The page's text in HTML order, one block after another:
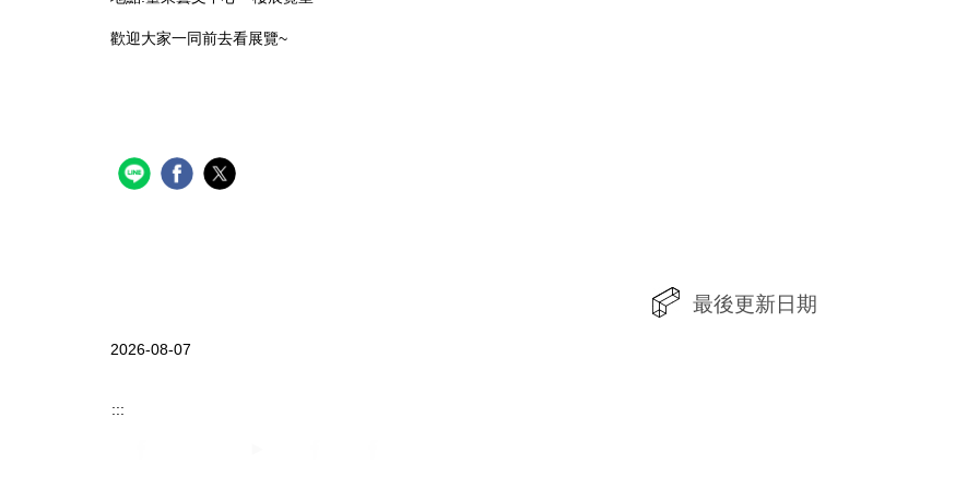
歡迎大家一同前去看展覽~
最後更新日期
2026-08-07
:::